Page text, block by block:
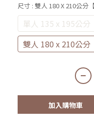
尺寸 : 雙人 180 X 210公分
單人 135 x 195公分
雙人 180 x 210公分
加入購物車